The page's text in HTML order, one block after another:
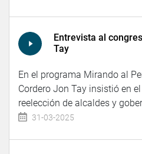
Entrevista al
Tay
En el programa Mirando al
Cordero Jon Tay insistió en
reelección de alcaldes y
31-03-2025